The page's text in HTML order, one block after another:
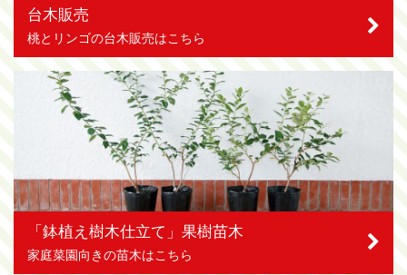
台木販売
桃とリンゴの台木販売はこちら
「鉢植え樹木仕立て」果樹苗木
家庭菜園向きの苗木はこちら